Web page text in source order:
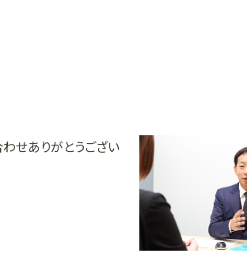
せありがとうござい